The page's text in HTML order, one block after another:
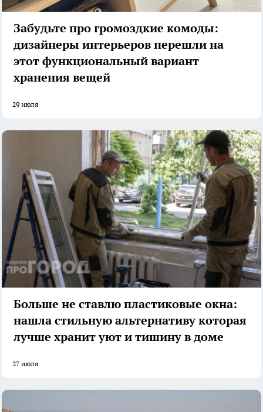
Забудьте про громоздкие комоды:
дизайнеры интерьеров перешли на
этот функциональный вариант
хранения вещей
29 июля
Больше не ставлю пластиковые окна:
нашла стильную альтернативу которая
лучше хранит уют и тишину в доме
27 июля